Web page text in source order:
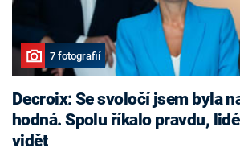
7 fotografií
Decroix: Se svoločí jsem byla
hodná. Spolu říkalo pravdu,
vidět